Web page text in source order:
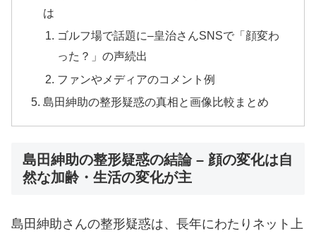
は
ゴルフ場で話題に–皇治さんSNSで「顔変わ
った？」の声続出
ファンやメディアのコメント例
島田紳助の整形疑惑の真相と画像比較まとめ
島田紳助の整形疑惑の結論 – 顔の変化は自
然な加齢・生活の変化が主
島田紳助さんの整形疑惑は、長年にわたりネット上